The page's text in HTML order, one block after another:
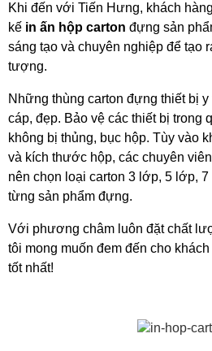
Khi đến với Tiến Hưng, khách
kế in ấn hộp carton đựng sản
sáng tạo và chuyên nghiệp để tạo
tượng.
Những thùng carton đựng thiết bị
cáp, đẹp. Bảo vệ các thiết bị trong
không bị thủng, bục hộp. Tùy vào
và kích thước hộp, các chuyên
nên chọn loại carton 3 lớp, 5 lớp,
từng sản phẩm đựng.
Với phương châm luôn đặt chất
tôi mong muốn đem đến cho
tốt nhất!